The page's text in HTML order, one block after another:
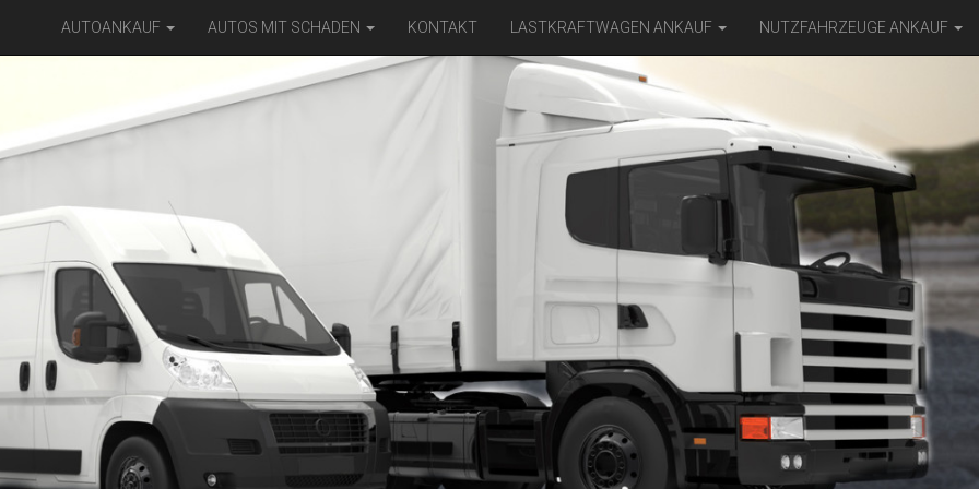
AUTOANKAUF AUTOS MIT SCHADEN KONTAKT LASTKRAFTWAGEN ANKAUF NUTZFAHRZEUGE ANKAUF